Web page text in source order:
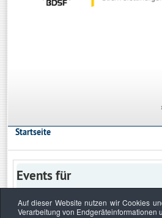
Startseite
Events für
Auf dieser Website nutzen wir Cookies
Verarbeitung von Endgeräteinformationen